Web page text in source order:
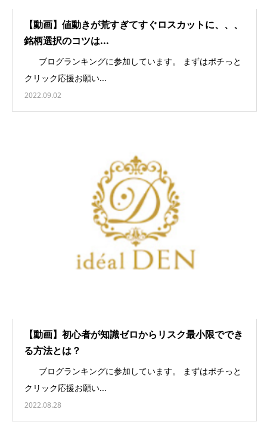
【動画】値動きが荒すぎてすぐロスカットに、、、
銘柄選択のコツは...
ブログランキングに参加しています。 まずはポチっと
クリック応援お願い...
2022.09.02
【動画】初心者が知識ゼロからリスク最小限ででき
る方法とは？
ブログランキングに参加しています。 まずはポチっと
クリック応援お願い...
2022.08.28